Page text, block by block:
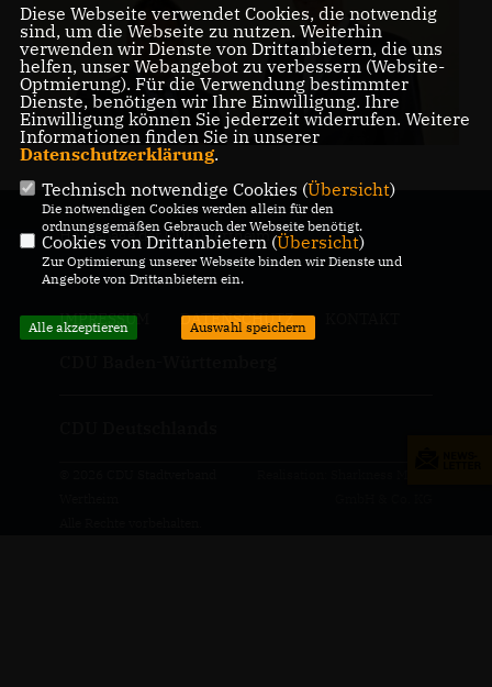
Homepage der CDU Wertheim
IMPRESSUM DATENSCHUTZ
Diese Webseite verwendet Cookies, die notwendig
sind, um die Webseite zu nutzen. Weiterhin
verwenden wir Dienste von Drittanbietern, die uns
helfen, unser Webangebot zu verbessern (Website-
Optmierung). Für die Verwendung bestimmter
Dienste, benötigen wir Ihre Einwilligung. Ihre
Einwilligung können Sie jederzeit widerrufen. Weitere
Informationen finden Sie in unserer
Datenschutzerklärung.
Technisch notwendige Cookies (Übersicht)
Die notwendigen Cookies werden allein für den
ordnungsgemäßen Gebrauch der Webseite benötigt.
Cookies von Drittanbietern (Übersicht)
Zur Optimierung unserer Webseite binden wir Dienste und
Angebote von Drittanbietern ein.
Alle akzeptieren Auswahl speichern